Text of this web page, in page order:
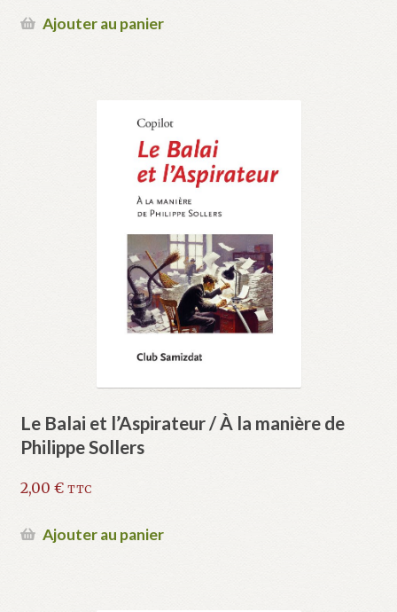
Ajouter au panier
Le Balai et l’Aspirateur / À la manière de
Philippe Sollers
2,00 € TTC
Ajouter au panier